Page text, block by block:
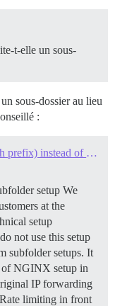
t-elle un sous-
sous-dossier au lieu
:
Serve Discourse from a subfolder (path prefix) instead of a subdomain
setup We
at the
setup
not use this setup
subfolder setups. It
of NGINX setup in
IP forwarding
limiting in front